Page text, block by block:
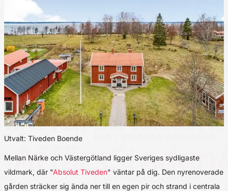
Utvalt: Tiveden Boende
Mellan Närke och Västergötland ligger Sveriges sydligaste
vildmark, där "Absolut Tiveden" väntar på dig. Den nyrenoverade
gården sträcker sig ända ner till en egen pir och strand i centrala